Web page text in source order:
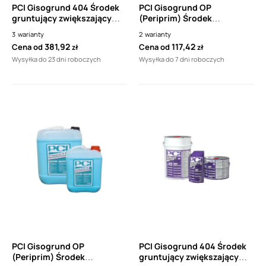
PCI Gisogrund 404 Środek
gruntujący zwiększający
chłonnych i niechłonnych
podłożach
3 warianty
Cena od381,92zł
Wysyłka do 23 dni roboczych
PCI Gisogrund OP
(Periprim) Środek
mineralnych
2 warianty
Cena od117,42zł
Wysyłka do 7 dni roboczych
PCI Gisogrund OP
(Periprim) Środek
PCI Gisogrund 404 Środek
gruntujący zwiększający